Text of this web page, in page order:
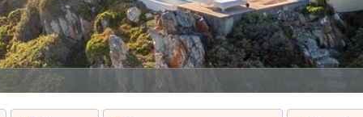
ЮАР -
Aquila Safari &
назван в честь
угрозой
холмах
заповедник
Большой